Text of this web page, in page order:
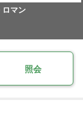
ロマン
照会